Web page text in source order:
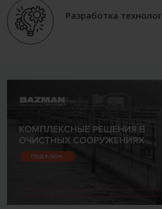
Разработка